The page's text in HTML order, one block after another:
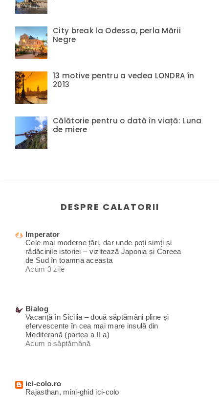
City break la Odessa, perla Mării
Negre
13 motive pentru a vedea LONDRA în
2013
Călătorie pentru o dată în viață: Luna
de miere
DESPRE CALATORII
Imperator
Cele mai moderne țări, dar unde poți simți și
rădăcinile istoriei – vizitează Japonia și Coreea
de Sud în toamna aceasta
Acum 3 zile
Bialog
Vacanță în Sicilia – două săptămâni pline și
efervescente în cea mai mare insulă din
Mediterană (partea a II a)
Acum o săptămână
ici-colo.ro
Rajasthan, mini-ghid ici-colo